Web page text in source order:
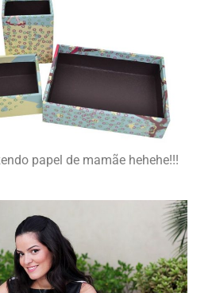
papel de mamãe hehehe!!!